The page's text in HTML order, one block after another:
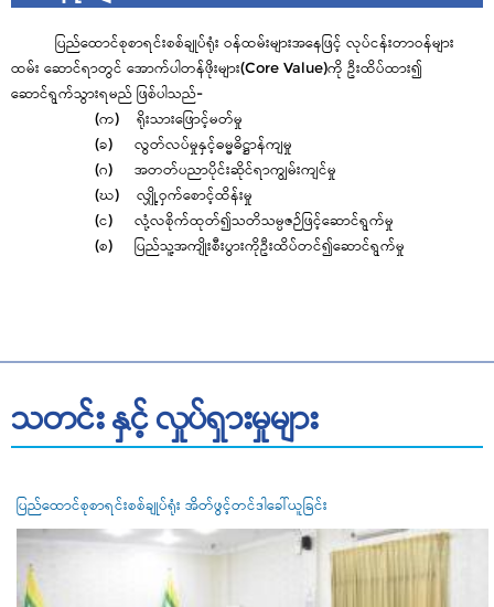
ပြည်ထောင်စုစာရင်းစစ်ချုပ်ရုံး ဝန်ထမ်းများအနေဖြင့် လုပ်ငန်းတာဝန်များ
ထမ်း ဆောင်ရာတွင် အောက်ပါတန်ဖိုးများ(Core Value)ကို ဦးထိပ်ထား၍
ဆောင်ရွက်သွားရမည် ဖြစ်ပါသည်-
(က) ရိုးသားဖြောင့်မတ်မှု
(ခ) လွတ်လပ်မှုနှင့်ဓမ္မဓိဋ္ဌာန်ကျမှု
(ဂ) အတတ်ပညာပိုင်းဆိုင်ရာကျွမ်းကျင်မှု
(ဃ) လျှို့ဝှက်စောင့်ထိန်းမှု
(င) လုံ့လစိုက်ထုတ်၍သတိသမ္ပဇဉ်ဖြင့်ဆောင်ရွက်မှု
(စ) ပြည်သူ့အကျိုးစီးပွားကိုဦးထိပ်တင်၍ဆောင်ရွက်မှု
သတင်း နှင့် လှုပ်ရှားမှုများ
ပြည်ထောင်စုစာရင်းစစ်ချုပ်ရုံး အိတ်ဖွင့်တင်ဒါခေါ်ယူခြင်း